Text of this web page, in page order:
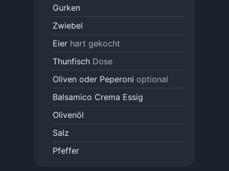
Gurken
Zwiebel
Eier hart gekocht
Thunfisch Dose
Oliven oder Peperoni optional
Balsamico Crema Essig
Olivenöl
Salz
Pfeffer